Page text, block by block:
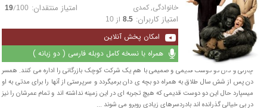
خانوادگی,کمدی امتیاز منتقدان: 19/100
امتیاز کاربران: 8.5از 10
امکان پخش آنلاین
همراه با نسخه کامل دوبله فارسی ( دو زبانه )
چارلی و دان دو دوست قدیمی و صمیمی با هم یک شرکت کوچک بازرگانی را اداره می کنند. همسر
دن پس از شش سال طلاق به همراه دو بچه ی دان برمیگردد و سرپرستی از آنها را برای مدتی به او
میسپارد حال این دو دوست قدیمی که هیچ تجربه ای در این زمینه نداشته اند و تمام عمرشان را نیز
در بی خیالی گذرانده اند بادردسرهای زیادی روبرو می شوند ...